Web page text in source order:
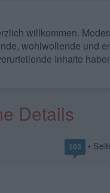
willkommen.
wohlwollende und
Inhalte
Details
103 •